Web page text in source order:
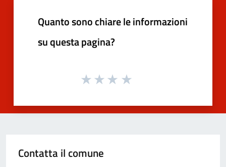
Quanto sono chiare le informazioni
su questa pagina?
Contatta il comune